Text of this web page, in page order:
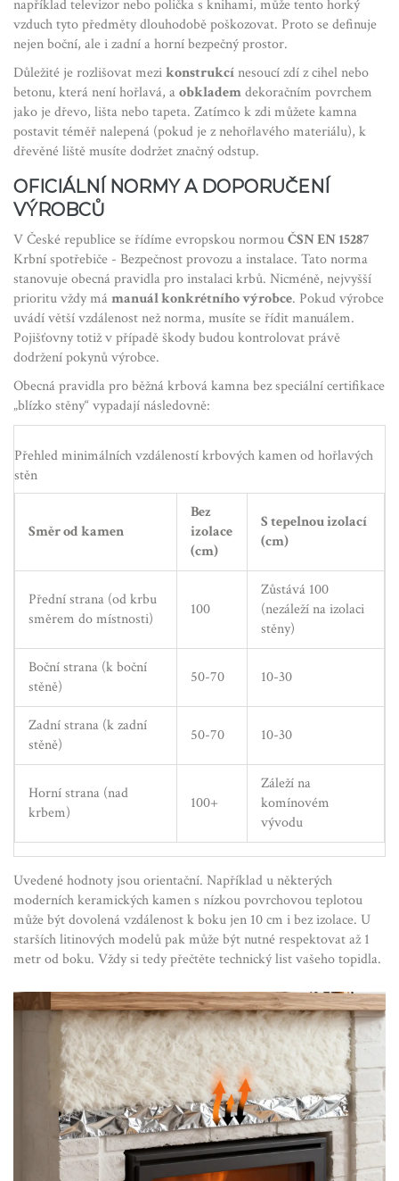
například televizor nebo polička s knihami, může tento horký
vzduch tyto předměty dlouhodobě poškozovat. Proto se definuje
nejen boční, ale i zadní a horní bezpečný prostor.
Důležité je rozlišovat mezikonstrukcínesoucí zdí z cihel nebo
betonu, která není hořlavá, aobklademdekoračním povrchem
jako je dřevo, lišta nebo tapeta. Zatímco k zdi můžete kamna
postavit téměř nalepená (pokud je z nehořlavého materiálu), k
dřevěné liště musíte dodržet značný odstup.
OFICIÁLNÍ NORMY A DOPORUČENÍ
VÝROBCŮ
V České republice se řídíme evropskou normouČSN EN 15287
Krbní spotřebiče - Bezpečnost provozu a instalace. Tato norma
stanovuje obecná pravidla pro instalaci krbů. Nicméně, nejvyšší
prioritu vždy mámanuál konkrétního výrobce. Pokud výrobce
uvádí větší vzdálenost než norma, musíte se řídit manuálem.
Pojišťovny totiž v případě škody budou kontrolovat právě
dodržení pokynů výrobce.
Obecná pravidla pro běžná krbová kamna bez speciální certifikace
„blízko stěny“ vypadají následovně:
Přehled minimálních vzdáleností krbových kamen od hořlavých
stěn
Směr od kamen
Bez
izolace
(cm)
S tepelnou izolací
(cm)
Přední strana (od krbu
směrem do místnosti)
100
Zůstává 100
(nezáleží na izolaci
stěny)
Boční strana (k boční
stěně)
50-70 10-30
Zadní strana (k zadní
stěně)
50-70 10-30
Horní strana (nad
krbem)
100+
Záleží na
komínovém
vývodu
Uvedené hodnoty jsou orientační. Například u některých
moderních keramických kamen s nízkou povrchovou teplotou
může být dovolená vzdálenost k boku jen 10 cm i bez izolace. U
starších litinových modelů pak může být nutné respektovat až 1
metr od boku. Vždy si tedy přečtěte technický list vašeho topidla.